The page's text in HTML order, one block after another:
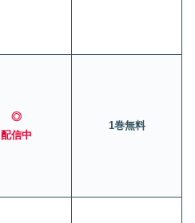
◎
配信中
1巻無料